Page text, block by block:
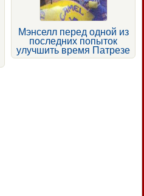
Мэнселл перед одной из
последних попыток
улучшить время Патрезе